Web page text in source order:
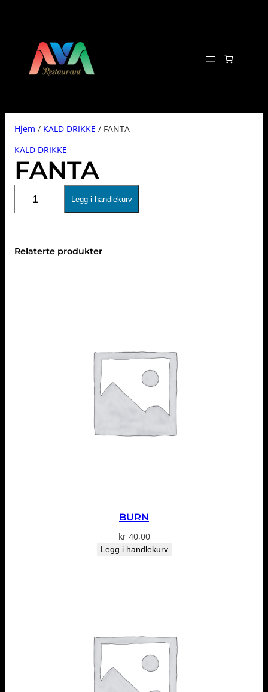
Hjem / KALD DRIKKE / FANTA
KALD DRIKKE
FANTA
antall
Legg i handlekurv
Relaterte produkter
BURN
kr40,00
Legg i handlekurv